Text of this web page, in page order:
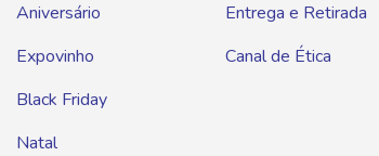
Aniversário
Expovinho
Black Friday
Natal
Entrega e Retirada
Canal de Ética